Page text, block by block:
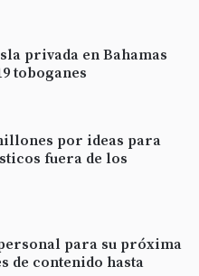
privada en Bahamas
toboganes
por ideas para
fuera de los
para su próxima
de contenido hasta